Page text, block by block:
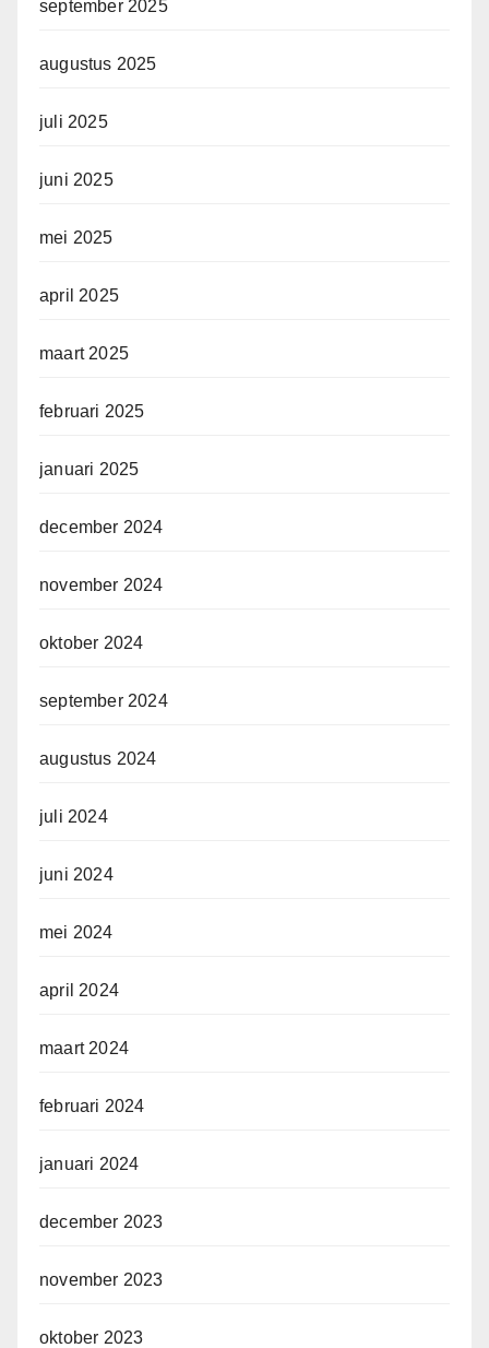
september 2025
augustus 2025
juli 2025
juni 2025
mei 2025
april 2025
maart 2025
februari 2025
januari 2025
december 2024
november 2024
oktober 2024
september 2024
augustus 2024
juli 2024
juni 2024
mei 2024
april 2024
maart 2024
februari 2024
januari 2024
december 2023
november 2023
oktober 2023